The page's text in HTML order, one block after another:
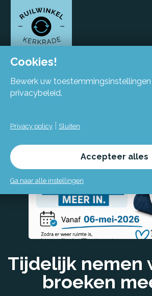
Tijdelijk nemen
broeken
Cookies!
Bewerk uw
privacybeleid.
Privacy policy Sluiten
Accepteer alles
Ga naar alle instellingen